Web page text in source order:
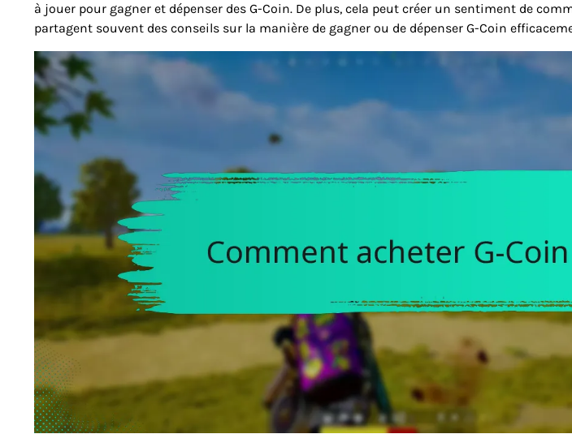
à jouer pour gagner et dépenser des G-Coin. De plus, cela peut créer un sentiment de
partagent souvent des conseils sur la manière de gagner ou de dépenser G-Coin